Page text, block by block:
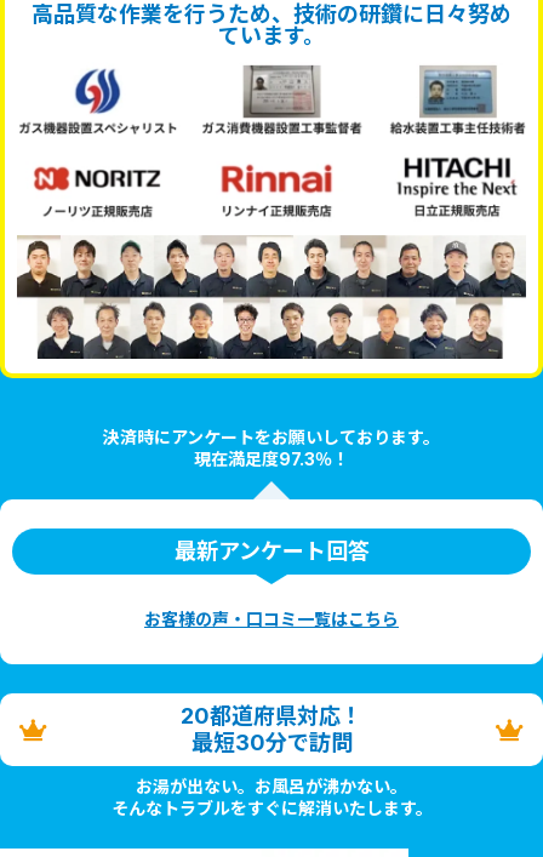
高品質な作業を行うため、技術の研鑽に日々努め
ています。
決済時にアンケートをお願いしております。
現在満足度97.3％！
最新アンケート回答
お客様の声・口コミ一覧はこちら
20都道府県対応！
最短30分で訪問
お湯が出ない。お風呂が沸かない。
そんなトラブルをすぐに解消いたします。